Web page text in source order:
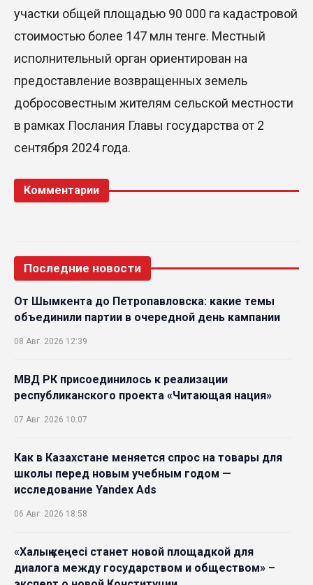
участки общей площадью 90 000 га кадастровой
стоимостью более 147 млн тенге. Местный
исполнительный орган ориентирован на
предоставление возвращенных земель
добросовестным жителям сельской местности
в рамках Послания Главы государства от 2
сентября 2024 года.
Комментарии
Последние новости
От Шымкента до Петропавловска: какие темы
объединили партии в очередной день кампании
08 Авг. 2026 12:39
МВД РК присоединилось к реализации
республиканского проекта «Читающая нация»
07 Авг. 2026 10:07
Как в Казахстане меняется спрос на товары для
школы перед новым учебным годом —
исследование Yandex Ads
06 Авг. 2026 18:58
«Халық кеңесі станет новой площадкой для
диалога между государством и обществом» –